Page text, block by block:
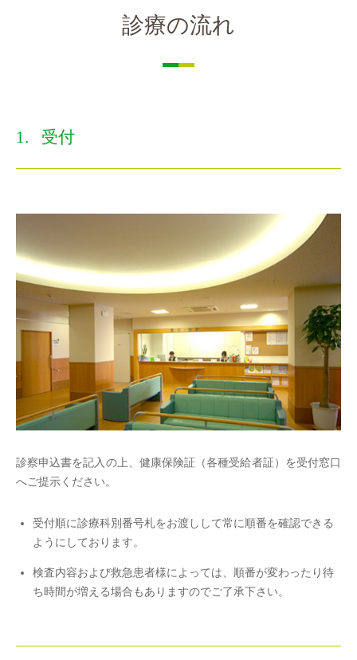
診療の流れ
受付
診察申込書を記入の上、健康保険証（各種受給者証）を受付窓口
へご提示ください。
受付順に診療科別番号札をお渡しして常に順番を確認できる
ようにしております。
検査内容および救急患者様によっては、順番が変わったり待
ち時間が増える場合もありますのでご了承下さい。